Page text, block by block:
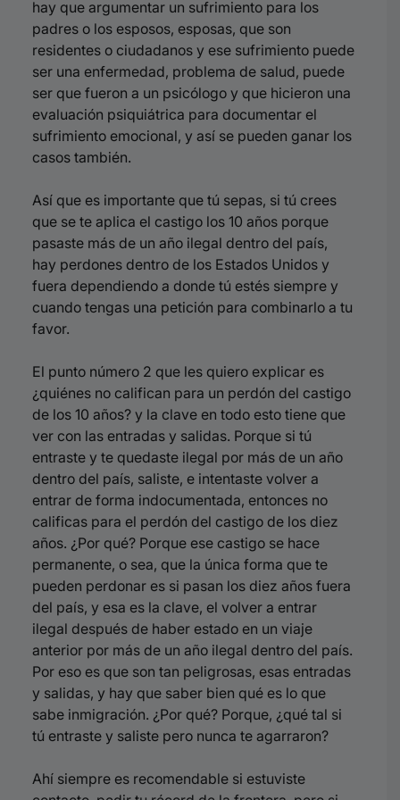
hay que argumentar un sufrimiento para los
padres o los esposos, esposas, que son
residentes o ciudadanos y ese sufrimiento puede
ser una enfermedad, problema de salud, puede
ser que fueron a un psicólogo y que hicieron una
evaluación psiquiátrica para documentar el
sufrimiento emocional, y así se pueden ganar los
casos también.
Así que es importante que tú sepas, si tú crees
que se te aplica el castigo los 10 años porque
pasaste más de un año ilegal dentro del país,
hay perdones dentro de los Estados Unidos y
fuera dependiendo a donde tú estés siempre y
cuando tengas una petición para combinarlo a tu
favor.
El punto número 2 que les quiero explicar es
¿quiénes no califican para un perdón del castigo
de los 10 años? y la clave en todo esto tiene que
ver con las entradas y salidas. Porque si tú
entraste y te quedaste ilegal por más de un año
dentro del país, saliste, e intentaste volver a
entrar de forma indocumentada, entonces no
calificas para el perdón del castigo de los diez
años. ¿Por qué? Porque ese castigo se hace
permanente, o sea, que la única forma que te
pueden perdonar es si pasan los diez años fuera
del país, y esa es la clave, el volver a entrar
ilegal después de haber estado en un viaje
anterior por más de un año ilegal dentro del país.
Por eso es que son tan peligrosas, esas entradas
y salidas, y hay que saber bien qué es lo que
sabe inmigración. ¿Por qué? Porque, ¿qué tal si
tú entraste y saliste pero nunca te agarraron?
Ahí siempre es recomendable si estuviste